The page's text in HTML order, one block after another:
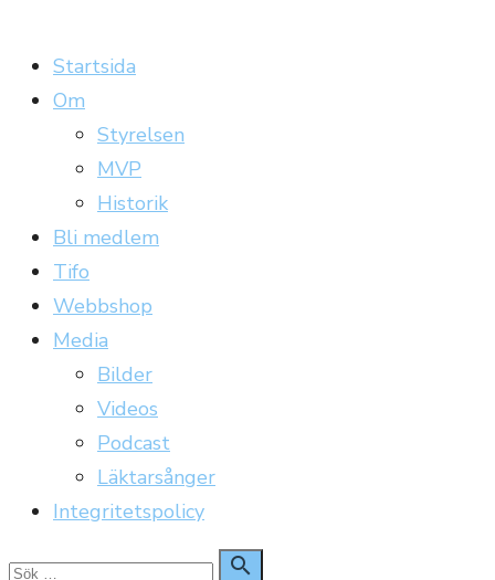
Startsida
Om
Styrelsen
MVP
Historik
Bli medlem
Tifo
Webbshop
Media
Bilder
Videos
Podcast
Läktarsånger
Integritetspolicy
Sök
